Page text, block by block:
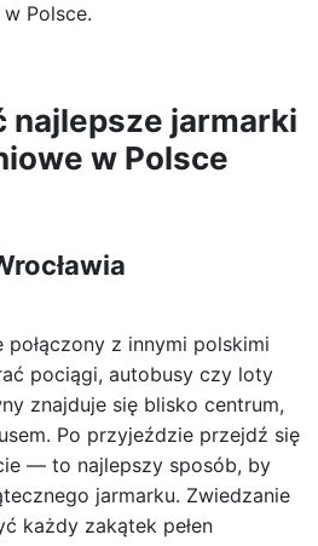
Polsce.
najlepsze jarmarki
w Polsce
połączony z innymi polskimi
pociągi, autobusy czy loty
znajduje się blisko centrum,
Po przyjeździe przejdź się
— to najlepszy sposób, by
jarmarku. Zwiedzanie
każdy zakątek pełen